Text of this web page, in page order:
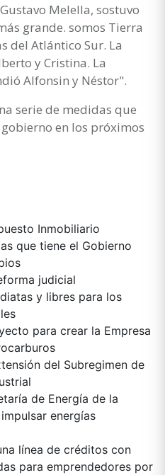
Melella, sostuvo
grande. somos Tierra
del Atlántico Sur. La
y Cristina. La
Alfonsin y Néstor".
serie de medidas que
en los próximos
Inmobiliario
que tiene el Gobierno
judicial
y libres para los
para crear la Empresa
del Subregimen de
de Energía de la
energías
línea de créditos con
para emprendedores por